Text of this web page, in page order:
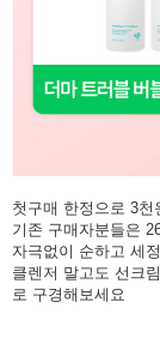
첫구매 한정으로 3천
기존 구매자분들은
자극없이 순하고 세
클렌저 말고도 선크
로 구경해보세요